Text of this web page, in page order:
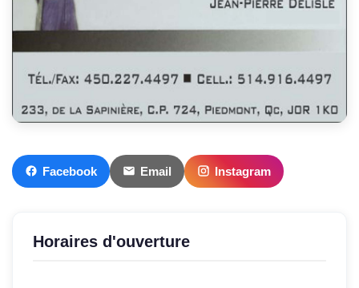
Facebook Email Instagram
Horaires d'ouverture